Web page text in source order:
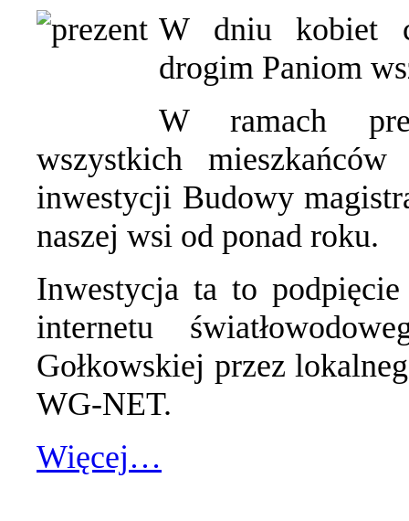
W dniu kobiet
drogim Paniom
W ramach
wszystkich
inwestycji Budowy
naszej wsi od ponad roku.
Inwestycja ta to
internetu
Gołkowskiej przez
WG-NET.
Więcej…